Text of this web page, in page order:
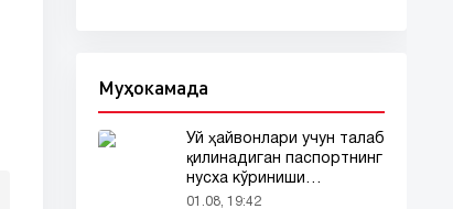
Муҳокамада
Уй ҳайвонлари учун талаб
қилинадиган паспортнинг
нусха кўриниши
тармоқларда тарқалди
01.08, 19:42